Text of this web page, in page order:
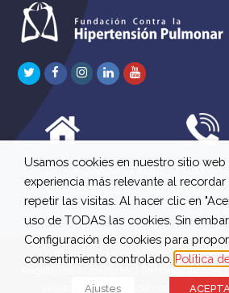
TwitterFacebook
Instagram
LinkedInYoutube
C/ Río Jordán 7 bajo
A 28981 Parla Madrid
647
661 73
613 22
© 2026 Fundación Contra la
Términos legales|
privacidad|Política de cookies |
Usamos cookies en nuestro sitio
experiencia más relevante al
repetir las visitas. Al hacer clic en
uso de TODAS las cookies. Sin
Configuración de cookies para
consentimiento controlado. Política
Ajustes